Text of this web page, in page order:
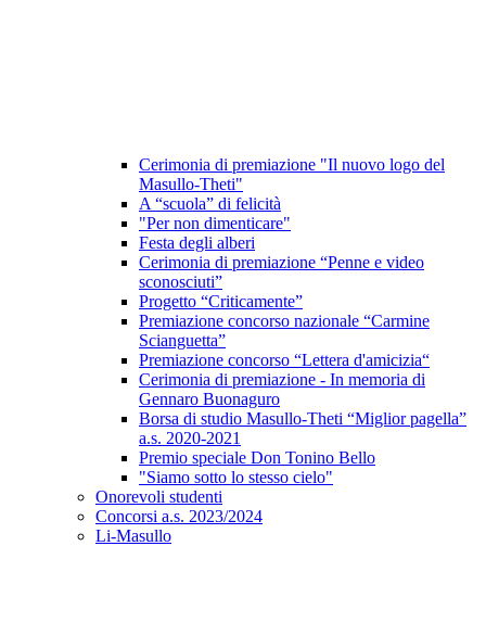
Cerimonia di premiazione "Il nuovo logo del
Masullo-Theti"
A “scuola” di felicità
"Per non dimenticare"
Festa degli alberi
Cerimonia di premiazione “Penne e video
sconosciuti”
Progetto “Criticamente”
Premiazione concorso nazionale “Carmine
Scianguetta”
Premiazione concorso “Lettera d'amicizia“
Cerimonia di premiazione - In memoria di
Gennaro Buonaguro
Borsa di studio Masullo-Theti “Miglior pagella”
a.s. 2020-2021
Premio speciale Don Tonino Bello
"Siamo sotto lo stesso cielo"
Onorevoli studenti
Concorsi a.s. 2023/2024
Li-Masullo